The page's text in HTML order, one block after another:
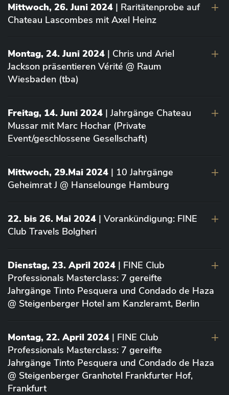
Mittwoch, 26. Juni 2024 | Raritätenprobe auf
Chateau Lascombes mit Axel Heinz
Montag, 24. Juni 2024 | Chris und Ariel
Jackson präsentieren Vérité @ Raum
Wiesbaden (tba)
Freitag, 14. Juni 2024 | Jahrgänge Chateau
Mussar mit Marc Hochar (Private
Event/geschlossene Gesellschaft)
Mittwoch, 29.Mai 2024 | 10 Jahrgänge
Geheimrat J @ Hanselounge Hamburg
22. bis 26. Mai 2024 | Vorankündigung: FINE
Club Travels Bolgheri
Dienstag, 23. April 2024 | FINE Club
Professionals Masterclass: 7 gereifte
Jahrgänge Tinto Pesquera und Condado de Haza
@ Steigenberger Hotel am Kanzleramt, Berlin
Montag, 22. April 2024 | FINE Club
Professionals Masterclass: 7 gereifte
Jahrgänge Tinto Pesquera und Condado de Haza
@ Steigenberger Granhotel Frankfurter Hof,
Frankfurt